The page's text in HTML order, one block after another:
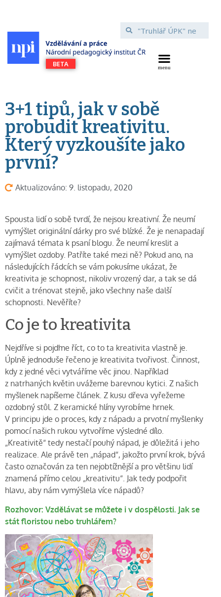
3+1 tipů, jak v sobě
probudit kreativitu.
Který vyzkoušíte jako
první?
Aktualizováno: 9. listopadu, 2020
Spousta lidí o sobě tvrdí, že nejsou kreativní. Že neumí
vymýšlet originální dárky pro své blízké. Že je nenapadají
zajímavá témata k psaní blogu. Že neumí kreslit a
vymýšlet ozdoby. Patříte také mezi ně? Pokud ano, na
následujících řádcích se vám pokusíme ukázat, že
kreativita je schopnost, nikoliv vrozený dar, a tak se dá
cvičit a trénovat stejně, jako všechny naše další
schopnosti. Nevěříte?
Co je to kreativita
Nejdříve si pojďme říct, co to ta kreativita vlastně je.
Úplně jednoduše řečeno je kreativita tvořivost. Činnost,
kdy z jedné věci vytváříme věc jinou. Například
z natrhaných květin uvážeme barevnou kytici. Z našich
myšlenek napíšeme článek. Z kusu dřeva vyřežeme
ozdobný stůl. Z keramické hlíny vyrobíme hrnek.
V principu jde o proces, kdy z nápadu a prvotní myšlenky
pomocí našich rukou vytvoříme výsledné dílo.
„Kreativitě“ tedy nestačí pouhý nápad, je důležitá i jeho
realizace. Ale právě ten „nápad“, jakožto první krok, bývá
často označován za ten nejobtížnější a pro většinu lidí
znamená přímo celou „kreativitu“. Jak tedy podpořit
hlavu, aby nám vymýšlela více nápadů?
Rozhovor: Vzdělávat se můžete i v dospělosti. Jak se
stát floristou nebo truhlářem?